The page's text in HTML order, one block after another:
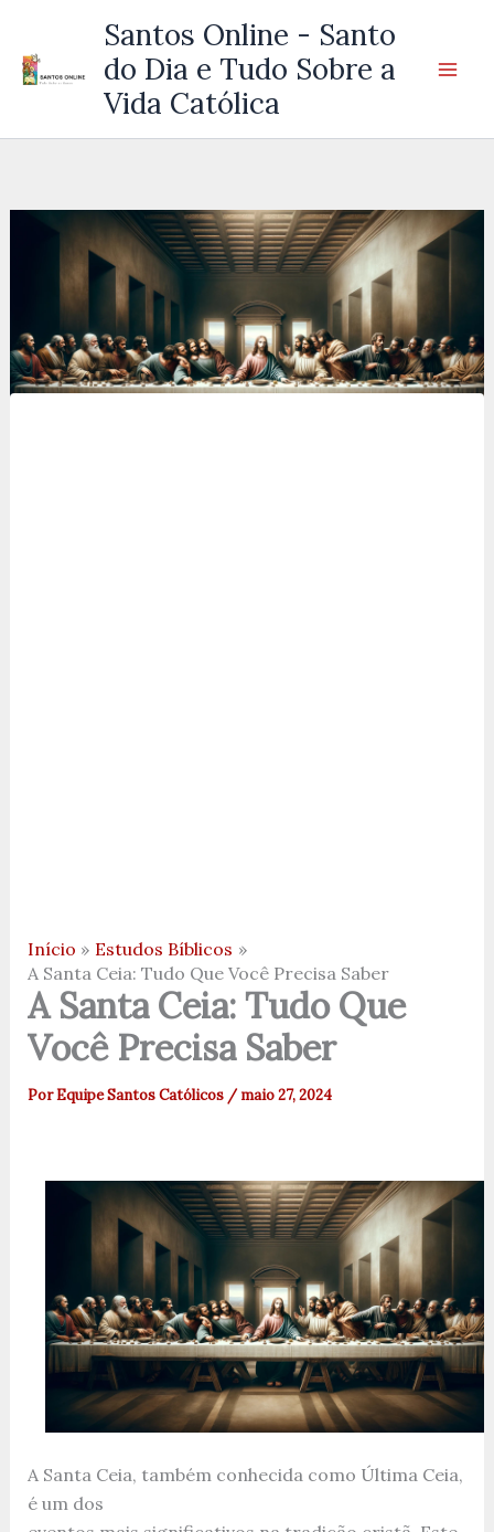
Santos Online - Santo
do Dia e Tudo Sobre a
Vida Católica
Início
Estudos Bíblicos
A Santa Ceia: Tudo Que Você Precisa Saber
A Santa Ceia: Tudo Que
Você Precisa Saber
PorEquipe Santos Católicos / maio 27, 2024
A Santa Ceia, também conhecida como Última Ceia,
é um dos